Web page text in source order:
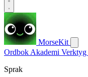
MorseKit
Ordbok Akademi Verktyg
Sprak